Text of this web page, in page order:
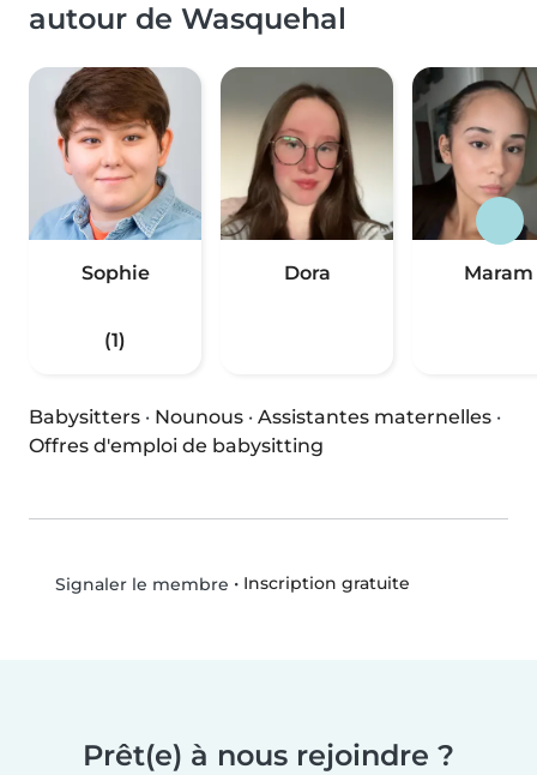
autour de Wasquehal
Sophie
(1)
Dora Maram
Babysitters · Nounous · Assistantes maternelles ·
Offres d'emploi de babysitting
Signaler le membre • Inscription gratuite
Prêt(e) à nous rejoindre ?